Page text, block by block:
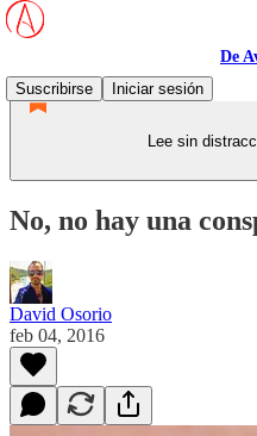
De
Suscribirse
Iniciar sesión
Lee sin
No, no hay una
David Osorio
feb 04, 2016